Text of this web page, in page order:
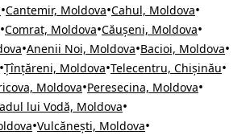
•Cantemir, Moldova•Cahul, Moldova•
•Comrat, Moldova•Căușeni, Moldova•
•Anenii Noi, Moldova•Bacioi, Moldova•
•Țînțăreni, Moldova•Telecentru, Chișinău•
Moldova•Peresecina, Moldova•
lui Vodă, Moldova•
•Vulcănești, Moldova•